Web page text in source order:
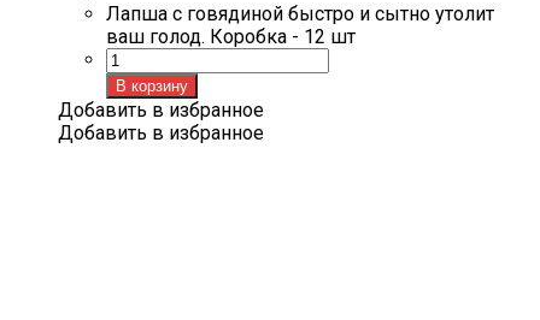
Лапша с говядиной быстро и сытно утолит
ваш голод. Коробка - 12 шт
Количество
товара
Лапша
с
говядиной
В корзину
Добавить в избранное
Добавить в избранное